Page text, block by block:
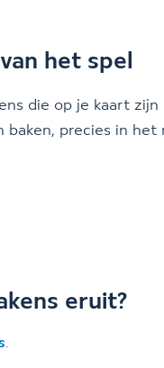
het spel
die op je kaart
baken, precies in
eruit?
.